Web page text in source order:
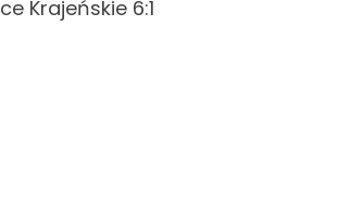
Krajeńskie 6:1